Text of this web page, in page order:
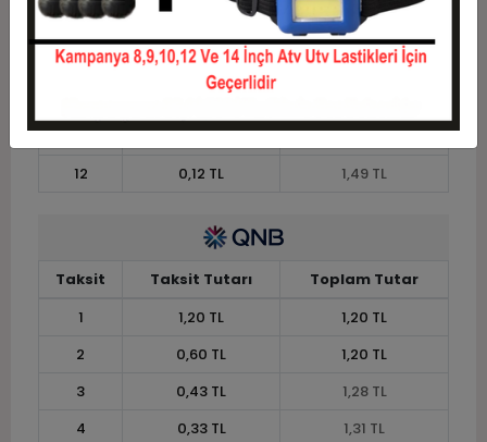
8
1,40 TL
9
0,16 TL
1,43 TL
11
0,13 TL
1,46 TL
12
0,12 TL 1,49 TL
Taksit Taksit Tutarı
Toplam Tutar
1
1,20 TL
1,20 TL
2
0,60 TL
1,20 TL
3
0,43 TL
1,28 TL
4
0,33 TL
1,31 TL